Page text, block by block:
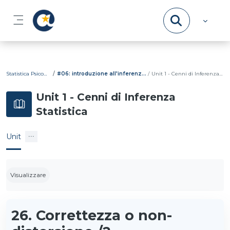
Pannello laterale
Statistica Psicometrica #06: introduzione all'inferenza statistica Unit 1 - Cenni di Inferenza Statistica
Unit 1 - Cenni di Inferenza
Statistica
Unit
Visualizzare
26. Correttezza o non-